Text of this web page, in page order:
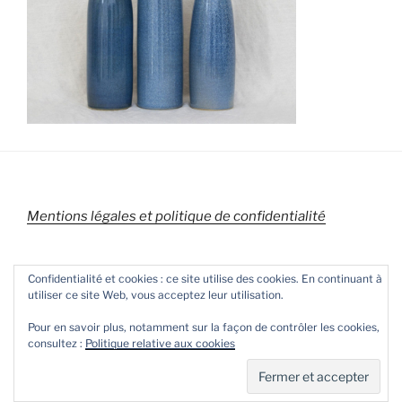
Mentions légales et politique de confidentialité
Confidentialité et cookies : ce site utilise des cookies. En continuant à
utiliser ce site Web, vous acceptez leur utilisation.
Pour en savoir plus, notamment sur la façon de contrôler les cookies,
consultez : Politique relative aux cookies